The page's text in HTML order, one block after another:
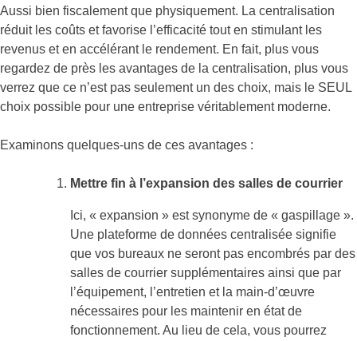
Aussi bien fiscalement que physiquement. La centralisation
réduit les coûts et favorise l’efficacité tout en stimulant les
revenus et en accélérant le rendement. En fait, plus vous
regardez de près les avantages de la centralisation, plus vous
verrez que ce n’est pas seulement un des choix, mais le SEUL
choix possible pour une entreprise véritablement moderne.
Examinons quelques-uns de ces avantages :
Mettre fin à l’expansion des salles de courrier
Ici, « expansion » est synonyme de « gaspillage ».
Une plateforme de données centralisée signifie
que vos bureaux ne seront pas encombrés par des
salles de courrier supplémentaires ainsi que par
l’équipement, l’entretien et la main-d’œuvre
nécessaires pour les maintenir en état de
fonctionnement. Au lieu de cela, vous pourrez